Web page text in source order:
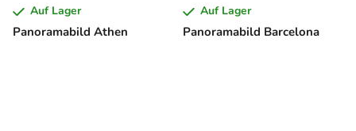
Panoramabild Athen
Auf Lager
Panoramabild Barcelona
Auf Lager